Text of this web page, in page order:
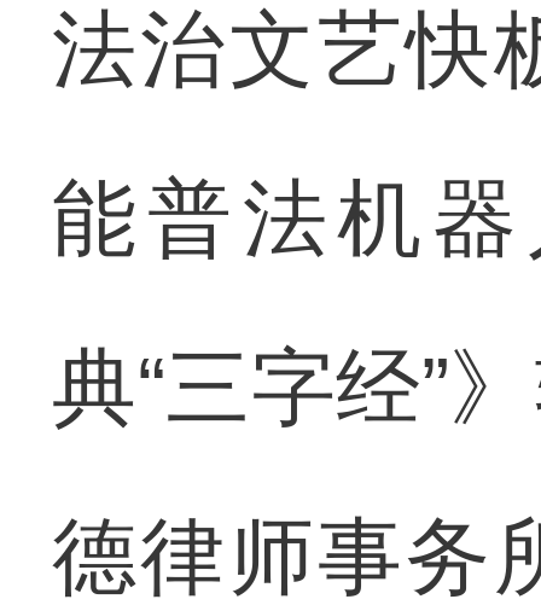
法治文艺快
能普法机
典“三字经”
德律师事务